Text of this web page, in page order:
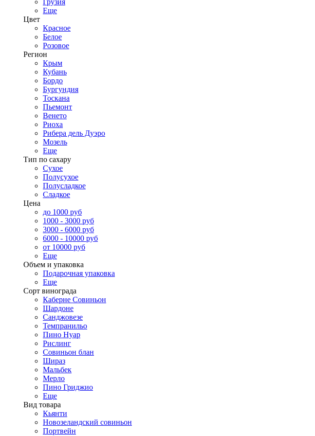
Грузия
Еще
Цвет
Красное
Белое
Розовое
Регион
Крым
Кубань
Бордо
Бургундия
Тоскана
Пьемонт
Венето
Риоха
Рибера дель Дуэро
Мозель
Еще
Тип по сахару
Сухое
Полусухое
Полусладкое
Сладкое
Цена
до 1000 руб
1000 - 3000 руб
3000 - 6000 руб
6000 - 10000 руб
от 10000 руб
Еще
Объем и упаковка
Подарочная упаковка
Еще
Сорт винограда
Каберне Совиньон
Шардоне
Санджовезе
Темпранильо
Пино Нуар
Рислинг
Совиньон блан
Шираз
Мальбек
Мерло
Пино Гриджио
Еще
Вид товара
Кьянти
Новозеландский совиньон
Портвейн